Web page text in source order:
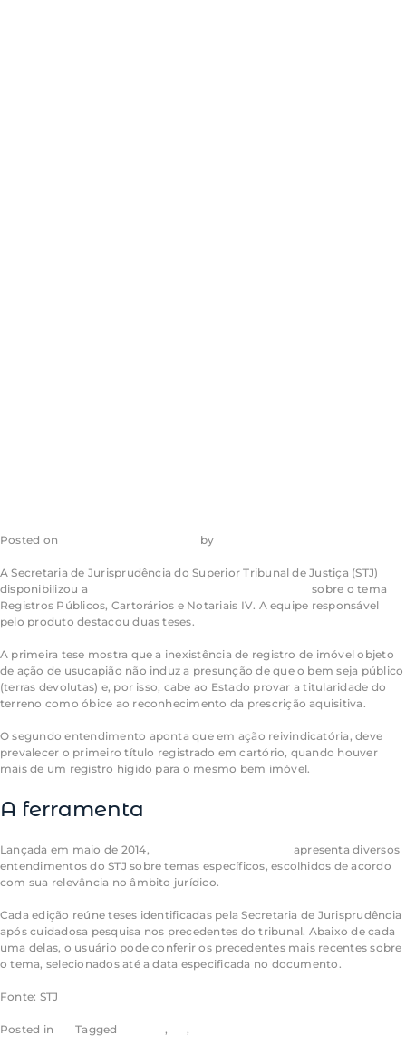
Posted on by
A Secretaria de Jurisprudência do Superior Tribunal de Justiça (STJ)
disponibilizou a
sobre o tema
Registros Públicos, Cartorários e Notariais IV. A equipe responsável
pelo produto destacou duas teses.
A primeira tese mostra que a inexistência de registro de imóvel objeto
de ação de usucapião não induz a presunção de que o bem seja público
(terras devolutas) e, por isso, cabe ao Estado provar a titularidade do
terreno como óbice ao reconhecimento da prescrição aquisitiva .
O segundo entendimento aponta que em ação reivindicatória, deve
prevalecer o primeiro título registrado em cartório, quando houver
mais de um registro hígido para o mesmo bem imóvel.
A ferramenta
Lançada em maio de 2014,
apresenta diversos
entendimentos do STJ sobre temas específicos, escolhidos de acordo
com sua relevância no âmbito jurídico.
Cada edição reúne teses identificadas pela Secretaria de Jurisprudência
após cuidadosa pesquisa nos precedentes do tribunal. Abaixo de cada
uma delas, o usuário pode conferir os precedentes mais recentes sobre
o tema, selecionados até a data especificada no documento.
Fonte: STJ
Posted in STJTagged , ,